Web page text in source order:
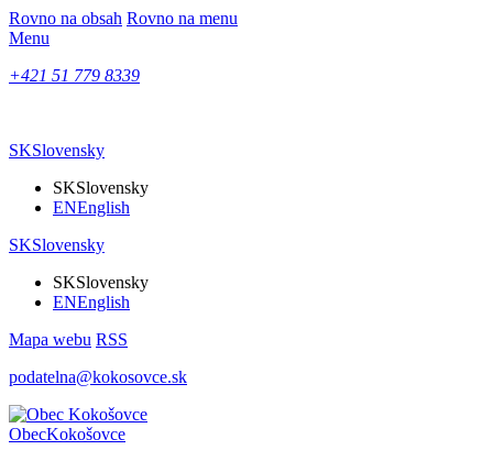
Rovno na obsah Rovno na menu
Menu
+421 51 779 8339
SKSlovensky
SKSlovensky
ENEnglish
SKSlovensky
SKSlovensky
ENEnglish
Mapa webu RSS
podatelna@kokosovce.sk
ObecKokošovce